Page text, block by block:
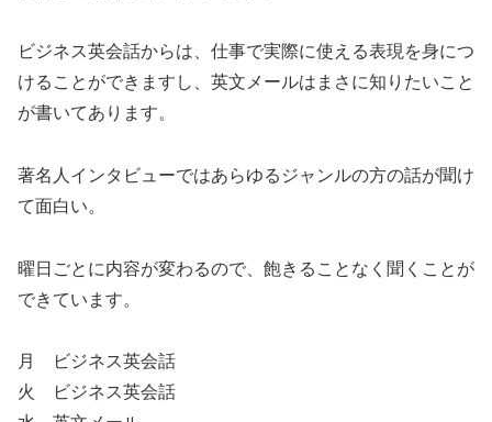
ビジネス英会話からは、仕事で実際に使える表現を身につ
けることができますし、英文メールはまさに知りたいこと
が書いてあります。
著名人インタビューではあらゆるジャンルの方の話が聞け
て面白い。
曜日ごとに内容が変わるので、飽きることなく聞くことが
できています。
月 ビジネス英会話
火 ビジネス英会話